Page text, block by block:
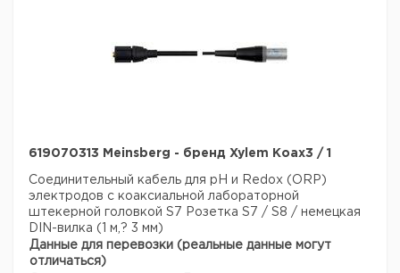
619070313 Meinsberg - бренд Xylem Koax3 / 1
Соединительный кабель для pH и Redox (ORP)
электродов с коаксиальной лабораторной
штекерной головкой S7
Розетка S7 / S8 / немецкая
DIN-вилка (1 м,? 3 мм)
Данные для перевозки (реальные данные могут
отличаться)